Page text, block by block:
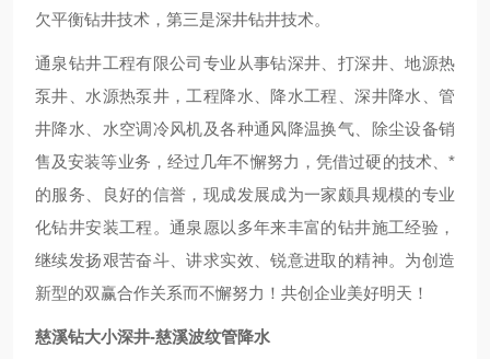
欠平衡钻井技术，第三是深井钻井技术。
通泉钻井工程有限公司专业从事钻深井、打深井、地源热
泵井、水源热泵井，工程降水、降水工程、深井降水、管
井降水、水空调冷风机及各种通风降温换气、除尘设备销
售及安装等业务，经过几年不懈努力，凭借过硬的技术、*
的服务、良好的信誉，现成发展成为一家颇具规模的专业
化钻井安装工程。通泉愿以多年来丰富的钻井施工经验，
继续发扬艰苦奋斗、讲求实效、锐意进取的精神。为创造
新型的双赢合作关系而不懈努力！共创企业美好明天！
慈溪钻大小深井-慈溪波纹管降水